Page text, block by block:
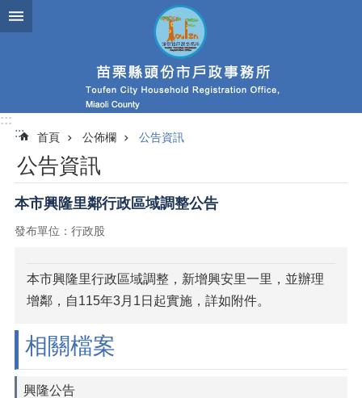
跳到主要內容區塊
:::
:::
首頁 公佈欄 公告資訊
公告資訊
本市興隆里鄰行政區域調整公告
發布單位：行政股
本市興隆里行政區域調整，新增興安里一里，並辦理
增鄰，自115年3月1日起實施，詳如附件。
相關檔案
興隆公告